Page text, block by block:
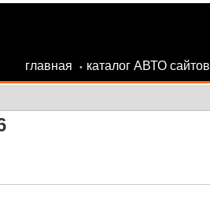
главная • каталог АВТО сайтов